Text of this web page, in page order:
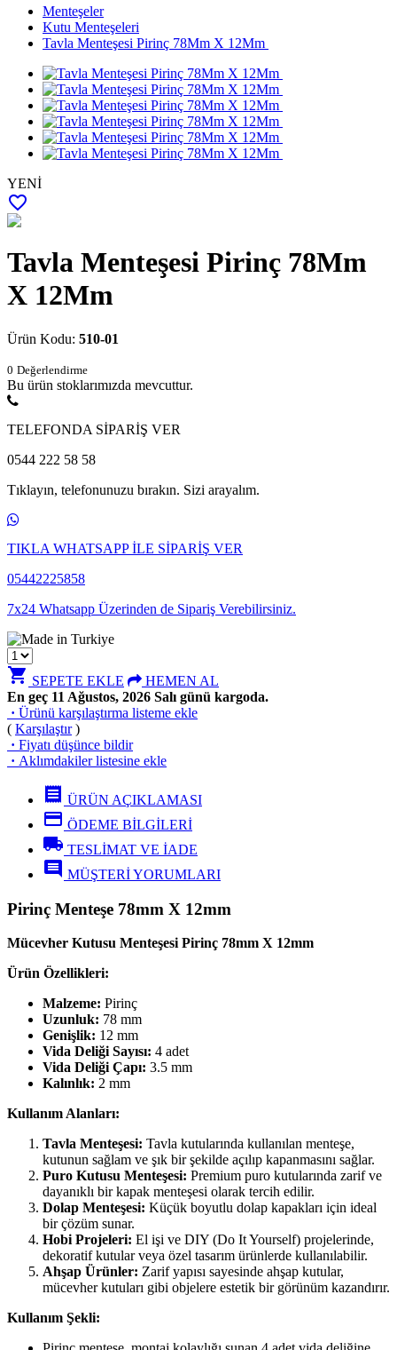
Menteşeler
Kutu Menteşeleri
Tavla Menteşesi Pirinç 78Mm X 12Mm
YENİ
favorite_border
Tavla Menteşesi Pirinç 78Mm
X 12Mm
Ürün Kodu: 510-01
0 Değerlendirme
Bu ürün stoklarımızda mevcuttur.
TELEFONDA SİPARİŞ VER
0544 222 58 58
Tıklayın, telefonunuzu bırakın. Sizi arayalım.
TIKLA WHATSAPP İLE SİPARİŞ VER
05442225858
7x24 Whatsapp Üzerinden de Sipariş Verebilirsiniz.
shopping_cart SEPETE EKLE
HEMEN AL
En geç 11 Ağustos, 2026 Salı günü kargoda.
· Ürünü karşılaştırma listeme ekle
( Karşılaştır)
· Fiyatı düşünce bildir
· Aklımdakiler listesine ekle
receipt ÜRÜN AÇIKLAMASI
credit_card ÖDEME BİLGİLERİ
local_shipping TESLİMAT VE İADE
comment MÜŞTERİ YORUMLARI
Pirinç Menteşe 78mm X 12mm
Mücevher Kutusu Menteşesi Pirinç 78mm X 12mm
Ürün Özellikleri:
Malzeme: Pirinç
Uzunluk: 78 mm
Genişlik: 12 mm
Vida Deliği Sayısı: 4 adet
Vida Deliği Çapı: 3.5 mm
Kalınlık: 2 mm
Kullanım Alanları:
Tavla Menteşesi: Tavla kutularında kullanılan menteşe,
kutunun sağlam ve şık bir şekilde açılıp kapanmasını sağlar.
Puro Kutusu Menteşesi: Premium puro kutularında zarif ve
dayanıklı bir kapak menteşesi olarak tercih edilir.
Dolap Menteşesi: Küçük boyutlu dolap kapakları için ideal
bir çözüm sunar.
Hobi Projeleri: El işi ve DIY (Do It Yourself) projelerinde,
dekoratif kutular veya özel tasarım ürünlerde kullanılabilir.
Ahşap Ürünler: Zarif yapısı sayesinde ahşap kutular,
mücevher kutuları gibi objelere estetik bir görünüm kazandırır.
Kullanım Şekli: